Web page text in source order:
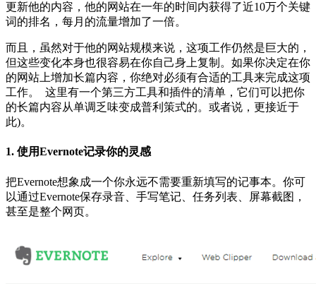
更新他的内容，他的网站在一年的时间内获得了近10万个关键
词的排名，每月的流量增加了一倍。
而且，虽然对于他的网站规模来说，这项工作仍然是巨大的，
但这些变化本身也很容易在你自己身上复制。如果你决定在你
的网站上增加长篇内容，你绝对必须有合适的工具来完成这项
工作。 这里有一个第三方工具和插件的清单，它们可以把你
的长篇内容从单调乏味变成普利策式的。或者说，更接近于
此)。
1. 使用Evernote记录你的灵感
把Evernote想象成一个你永远不需要重新填写的记事本。你可
以通过Evernote保存录音、手写笔记、任务列表、屏幕截图，
甚至是整个网页。